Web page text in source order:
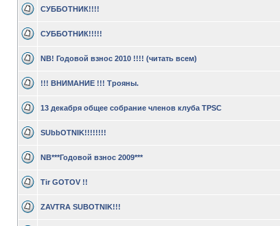
СУББОТНИК!!!!
СУББОТНИК!!!!!
NB! Годовой взнос 2010 !!!! (читать всем)
!!! ВНИМАНИЕ !!! Трояны.
13 декабря общее собрание членов клуба TPSC
SUbbOTNIK!!!!!!!!
NB***Годовой взнос 2009***
Tir GOTOV !!
ZAVTRA SUBOTNIK!!!